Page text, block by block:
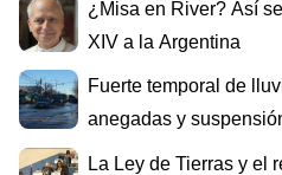
¿Misa en River? Así
XIV a la Argentina
Fuerte temporal de
anegadas y
La Ley de Tierras y el